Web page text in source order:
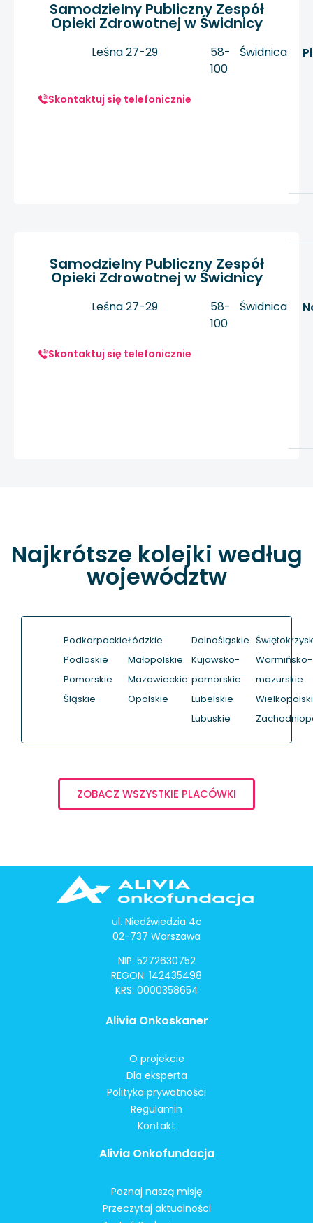
Samodzielny Publiczny Zespół
Opieki Zdrowotnej w Świdnicy
Leśna 27-29
58-
100
Świdnica
Skontaktuj się telefonicznie
Samodzielny Publiczny Zespół
Opieki Zdrowotnej w Świdnicy
Leśna 27-29
58-
100
Świdnica
Skontaktuj się telefonicznie
Najkrótsze kolejki według
województw
Podkarpackie
Podlaskie
Pomorskie
Śląskie
Łódzkie
Małopolskie
Mazowieckie
Opolskie
Dolnośląskie
Kujawsko-
pomorskie
Lubelskie
Lubuskie
Warmińsko-
mazurskie
ZOBACZ WSZYSTKIE PLACÓWKI
ul. Niedźwiedzia 4c
02-737 Warszawa
NIP: 5272630752
REGON: 142435498
KRS: 0000358654
Alivia Onkoskaner
O projekcie
Dla eksperta
Polityka prywatności
Regulamin
Kontakt
Alivia Onkofundacja
Poznaj naszą misję
Przeczytaj aktualności